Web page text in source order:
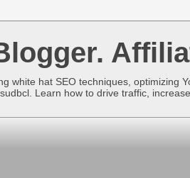
white hat SEO techniques, optimizing
Learn how to drive traffic,